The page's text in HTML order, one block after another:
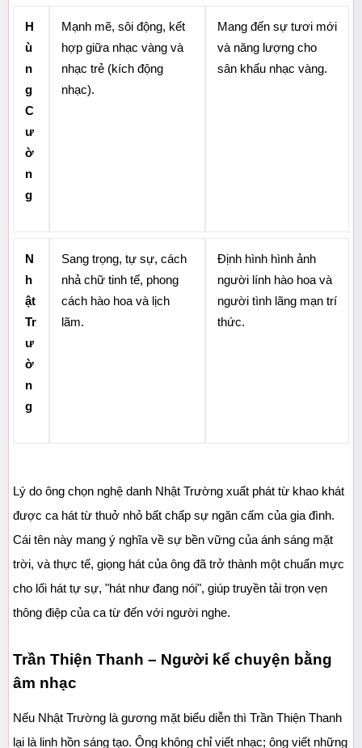
H
ù
n
g
C
ư
ờ
n
g
Mạnh mẽ, sôi động, kết
hợp giữa nhạc vàng và
nhạc trẻ (kích động
nhạc).
Mang đến sự tươi mới
và năng lượng cho
sân khấu nhạc vàng.
N
h
ật
Tr
ư
ờ
n
g
Sang trọng, tự sự, cách
nhả chữ tinh tế, phong
cách hào hoa và lịch
lãm.
Định hình hình ảnh
người lính hào hoa và
người tình lãng mạn trí
thức.
Lý do ông chọn nghệ danh Nhật Trường xuất phát từ khao khát
được ca hát từ thuở nhỏ bất chấp sự ngăn cấm của gia đình.
Cái tên này mang ý nghĩa về sự bền vững của ánh sáng mặt
trời, và thực tế, giọng hát của ông đã trở thành một chuẩn mực
cho lối hát tự sự, "hát như đang nói", giúp truyền tải trọn vẹn
thông điệp của ca từ đến với người nghe.
Trần Thiện Thanh – Người kể chuyện bằng
âm nhạc
Nếu Nhật Trường là gương mặt biểu diễn thì Trần Thiện Thanh
lại là linh hồn sáng tạo. Ông không chỉ viết nhạc; ông viết những